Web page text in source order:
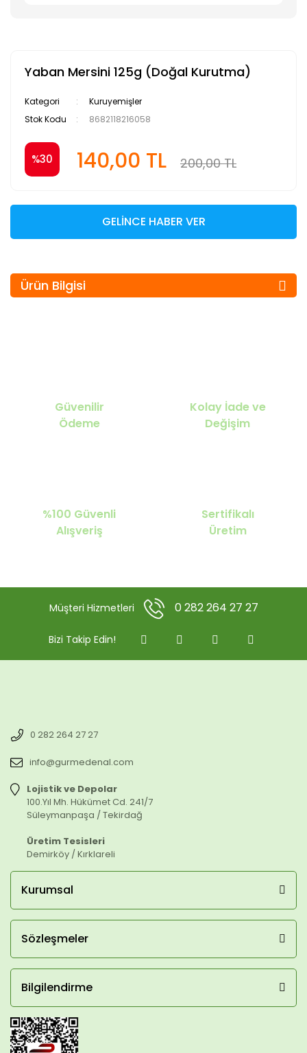
Yaban Mersini 125g (Doğal Kurutma)
Kategori
Kuruyemişler
Stok Kodu
8682118216058
%30 140,00 TL 200,00 TL
GELİNCE HABER VER
Ürün Bilgisi
Güvenilir
Ödeme
Kolay İade ve
Değişim
%100 Güvenli
Alışveriş
Sertifikalı
Üretim
Müşteri Hizmetleri 0 282 264 27 27
Bizi Takip Edin!
0 282 264 27 27
info@gurmedenal.com
Lojistik ve Depolar
100.Yıl Mh. Hükümet Cd. 241/7
Süleymanpaşa / Tekirdağ
Üretim Tesisleri
Demirköy / Kırklareli
Kurumsal
Sözleşmeler
Bilgilendirme